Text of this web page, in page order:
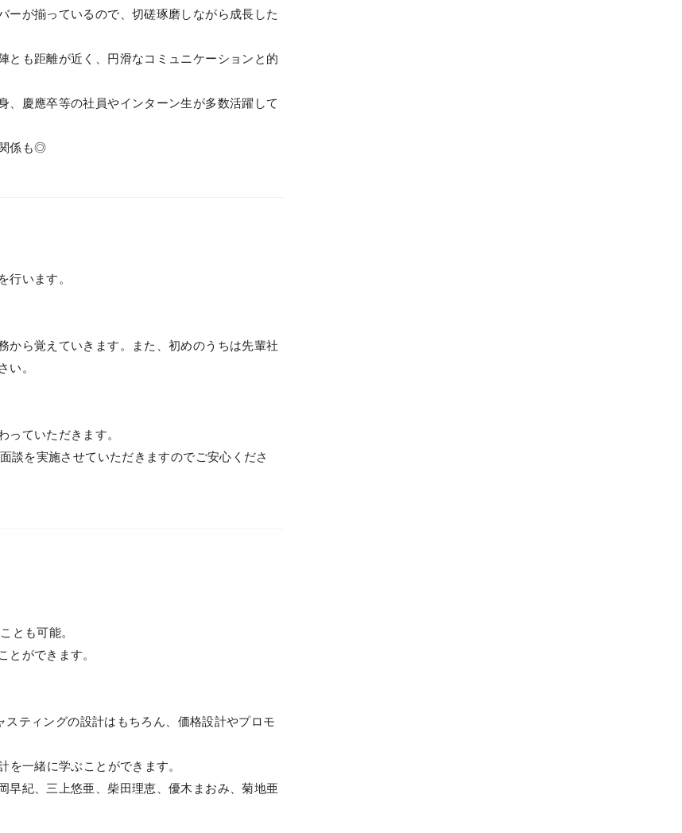
ーが揃っているので、切磋琢磨しながら成長した
とも距離が近く、円滑なコミュニケーションと的
、慶應卒等の社員やインターン生が多数活躍して
係も◎
行います。
から覚えていきます。また、初めのうちは先輩社
い。
っていただきます。
談を実施させていただきますのでご安心くださ
とも可能。
ができます。
ティングの設計はもちろん、価格設計やプロモ
一緒に学ぶことができます。
紀、三上悠亜、柴田理恵、優木まおみ、菊地亜